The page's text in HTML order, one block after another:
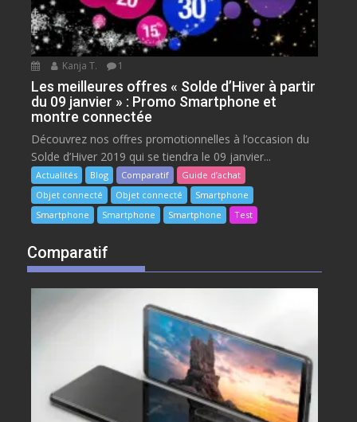
Kanja T. 1
Les meilleures offres « Solde d’Hiver à partir
du 09 janvier » : Promo Smartphone et
montre connectée
Découvrez nos offres promotionnelles à l’occasion du
Solde d’Hiver 2019 qui se tiendra le 09 janvier...
Actualités Blog Comparatif
Guide d’achat
Objet connecté
Objet connecté
Smartphone
Smartphone
Smartphone Smartphone Test
Comparatif